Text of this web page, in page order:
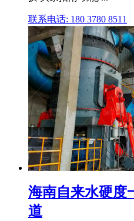
联系电话: 180 3780 8511
海南自来水硬度
道